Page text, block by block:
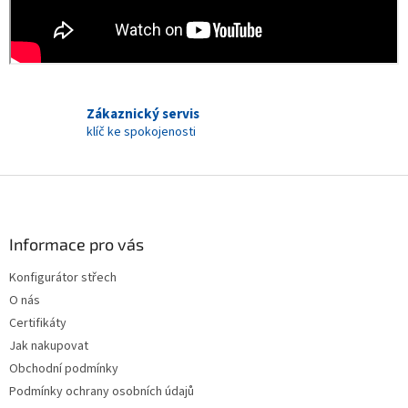
Zákaznický servis
klíč ke spokojenosti
Informace pro vás
Konfigurátor střech
O nás
Certifikáty
Jak nakupovat
Obchodní podmínky
Podmínky ochrany osobních údajů